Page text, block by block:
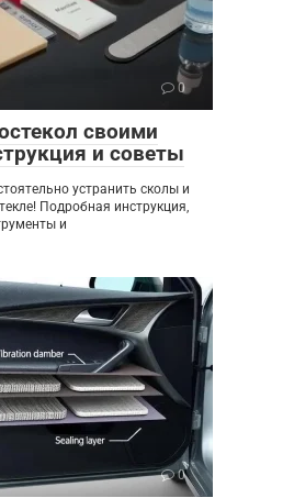
0
своими
и советы
устранить сколы и
Подробная инструкция,
и
0